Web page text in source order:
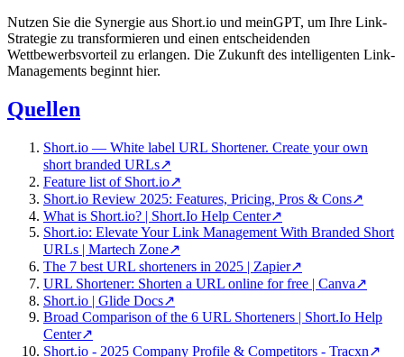
Nutzen Sie die Synergie aus Short.io und meinGPT, um Ihre Link-
Strategie zu transformieren und einen entscheidenden
Wettbewerbsvorteil zu erlangen. Die Zukunft des intelligenten Link-
Managements beginnt hier.
Quellen
Short.io — White label URL Shortener. Create your own
short branded URLs↗
Feature list of Short.io↗
Short.io Review 2025: Features, Pricing, Pros & Cons↗
What is Short.io? | Short.Io Help Center↗
Short.io: Elevate Your Link Management With Branded Short
URLs | Martech Zone↗
The 7 best URL shorteners in 2025 | Zapier↗
URL Shortener: Shorten a URL online for free | Canva↗
Short.io | Glide Docs↗
Broad Comparison of the 6 URL Shorteners | Short.Io Help
Center↗
Short.io - 2025 Company Profile & Competitors - Tracxn↗